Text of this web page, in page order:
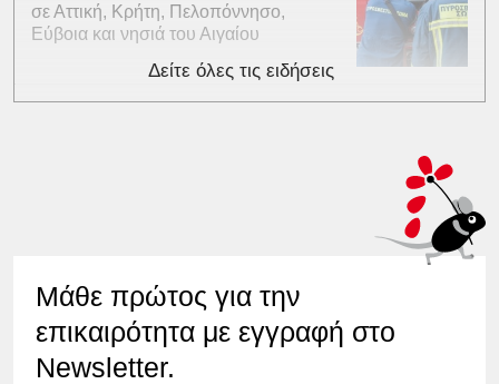
σε Αττική, Κρήτη, Πελοπόννησο,
Εύβοια και νησιά του Αιγαίου
Δείτε όλες τις ειδήσεις
Μάθε πρώτος για την
επικαιρότητα με εγγραφή στο
Newsletter.